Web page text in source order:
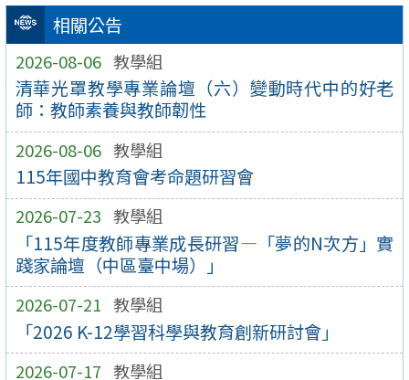
相關公告
2026-08-06 教學組
清華光罩教學專業論壇（六）變動時代中的好老
師：教師素養與教師韌性
2026-08-06 教學組
115年國中教育會考命題研習會
2026-07-23 教學組
「115年度教師專業成長研習—「夢的N次方」實
踐家論壇（中區臺中場）」
2026-07-21 教學組
「2026 K-12學習科學與教育創新研討會」
2026-07-17 教學組